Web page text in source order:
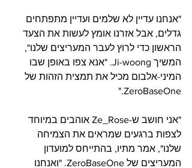
"אנחנו עדיין לא שלמים ועדיין מתפתחים
גדלים, אבל אזרנו אומץ לעשות את הצעד
הראשון כדי לרוץ לעבר המעריצים שלנו",
המשיך Ji-woong. "אנא צפו באופן שבו
המיני-אלבום מכיל את תמצית הזהות של
ZeroBaseOne."
"אני חושב ש-Ze_Rose אוהבים במיוחד
לצפות ברגעים שמראים את הצמיחה
שלנו", אמר מתיו, בהתייחס למועדון
המעריצים של ZeroBaseOne. "ואנחנו